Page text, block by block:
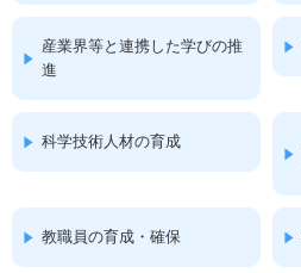
産業界等と連携した学びの推
進
科学技術人材の育成
教職員の育成・確保